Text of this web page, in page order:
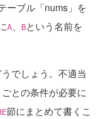
ーブル「nums」を
A、 Bという名前を
でしょう。不適当
との条件が必要に
節にまとめて書くこ